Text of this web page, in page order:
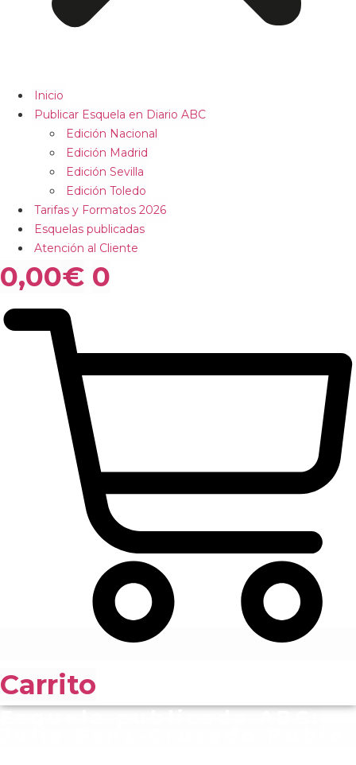
Inicio
Publicar Esquela en Diario ABC
Edición Nacional
Edición Madrid
Edición Sevilla
Edición Toledo
Tarifas y Formatos 2026
Esquelas publicadas
Atención al Cliente
0,00€ 0
Carrito